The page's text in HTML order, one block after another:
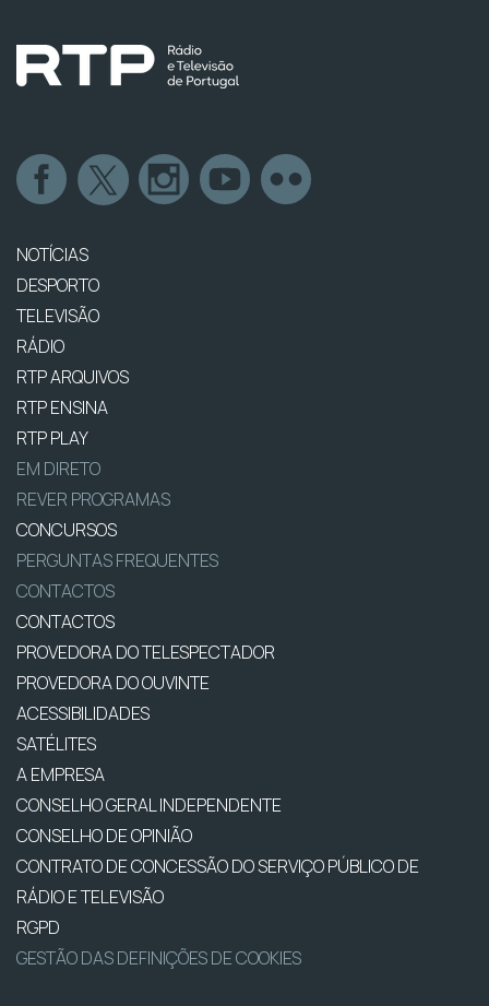
NOTÍCIAS
DESPORTO
TELEVISÃO
RÁDIO
RTP ARQUIVOS
RTP ENSINA
RTP PLAY
EM DIRETO
REVER PROGRAMAS
CONCURSOS
PERGUNTAS FREQUENTES
CONTACTOS
CONTACTOS
PROVEDORA DO TELESPECTADOR
PROVEDORA DO OUVINTE
ACESSIBILIDADES
SATÉLITES
A EMPRESA
CONSELHO GERAL INDEPENDENTE
CONSELHO DE OPINIÃO
CONTRATO DE CONCESSÃO DO SERVIÇO PÚBLICO DE
RÁDIO E TELEVISÃO
RGPD
GESTÃO DAS DEFINIÇÕES DE COOKIES